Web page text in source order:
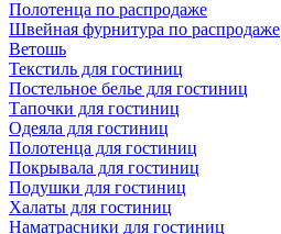
Полотенца по распродаже
Швейная фурнитура по распродаже
Ветошь
Текстиль для гостиниц
Постельное белье для гостиниц
Тапочки для гостиниц
Одеяла для гостиниц
Полотенца для гостиниц
Покрывала для гостиниц
Подушки для гостиниц
Халаты для гостиниц
Наматрасники для гостиниц